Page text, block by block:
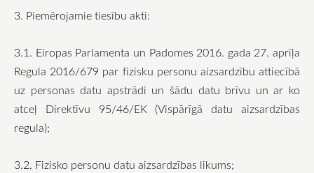
3. Piemērojamie tiesību akti:
3.1. Eiropas Parlamenta un Padomes 2016. gada 27. aprīļa
Regula 2016/679 par fizisku personu aizsardzību attiecībā
uz personas datu apstrādi un šādu datu brīvu un ar ko
atceļ Direktīvu 95/46/EK (Vispārīgā datu aizsardzības
regula);
3.2. Fizisko personu datu aizsardzības likums;